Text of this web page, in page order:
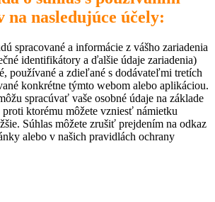
na nasledujúce účely:
spracované a informácie z vášho zariadenia
identifikátory a ďalšie údaje zariadenia)
používané a zdieľané s dodávateľmi tretích
konkrétne týmto webom alebo aplikáciou.
spracúvať vaše osobné údaje na základe
ktorému môžete vzniesť námietku
Súhlas môžete zrušiť prejdením na odkaz
alebo v našich pravidlách ochrany